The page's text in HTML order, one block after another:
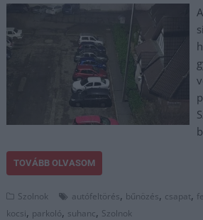
TOVÁBB OLVASOM
Szolnok autófeltörés, bűnözés, csapat,
kocsi, parkoló, suhanc, Szolnok